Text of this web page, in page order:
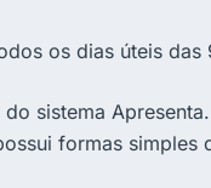
os dias úteis das
sistema
formas simples